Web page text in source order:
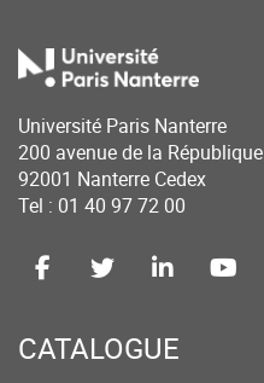
Université Paris Nanterre
200 avenue de la République
92001 Nanterre Cedex
Tel : 01 40 97 72 00
CATALOGUE